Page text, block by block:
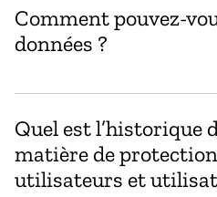
Comment pouvez-
données ?
Quel est l’historique
matière de
utilisateurs et